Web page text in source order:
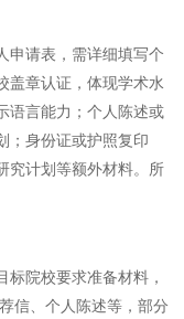
申请表，需详细填写个
盖章认证，体现学术水
语言能力；个人陈述或
；身份证或护照复印
究计划等额外材料。所
院校要求准备材料，
信、个人陈述等，部分